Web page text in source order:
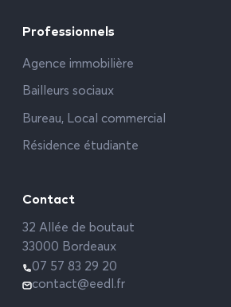
Professionnels
Agence immobilière
Bailleurs sociaux
Bureau, Local commercial
Résidence étudiante
Contact
32 Allée de boutaut
33000 Bordeaux
07 57 83 29 20
contact@eedl.fr